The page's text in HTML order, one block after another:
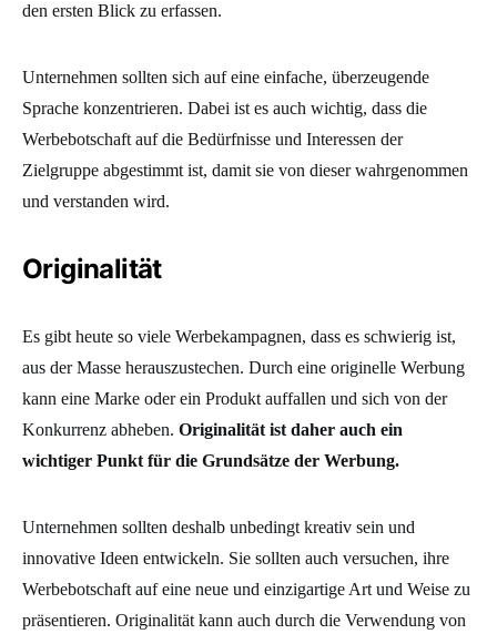
den ersten Blick zu erfassen.
Unternehmen sollten sich auf eine einfache, überzeugende
Sprache konzentrieren. Dabei ist es auch wichtig, dass die
Werbebotschaft auf die Bedürfnisse und Interessen der
Zielgruppe abgestimmt ist, damit sie von dieser wahrgenommen
und verstanden wird.
Originalität
Es gibt heute so viele Werbekampagnen, dass es schwierig ist,
aus der Masse herauszustechen. Durch eine originelle Werbung
kann eine Marke oder ein Produkt auffallen und sich von der
Konkurrenz abheben. Originalität ist daher auch ein
wichtiger Punkt für die Grundsätze der Werbung.
Unternehmen sollten deshalb unbedingt kreativ sein und
innovative Ideen entwickeln. Sie sollten auch versuchen, ihre
Werbebotschaft auf eine neue und einzigartige Art und Weise zu
präsentieren. Originalität kann auch durch die Verwendung von